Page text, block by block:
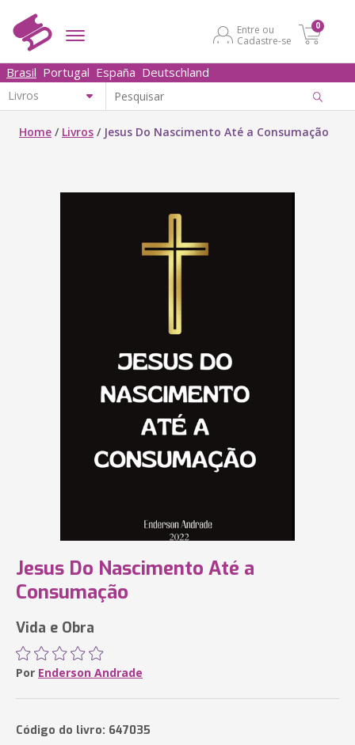
Entre ou
Cadastre-se
0
Brasil Portugal España Deutschland
Home / Livros / Jesus Do Nascimento Até a Consumação
Jesus Do Nascimento Até a
Consumação
Vida e Obra
Por Enderson Andrade
Código do livro: 647035